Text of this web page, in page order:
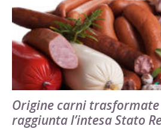
Origine carni
raggiunta l’intesa Stato